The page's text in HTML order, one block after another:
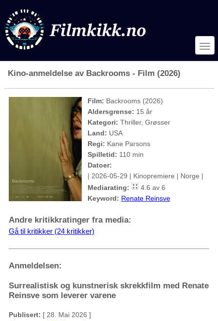
Kino-anmeldelse av Backrooms - Film (2026)
Film: Backrooms (2026)
Aldersgrense: 15 år
Kategori: Thriller, Grøsser
Land: USA
Regi: Kane Parsons
Spilletid: 110 min
Datoer:
| 2026-05-29 | Kinopremiere | Norge |
Mediarating:
4.6 av 6
Keyword: Renate Reinsve
Andre kritikkratinger fra media:
Gå til kritikker (24 kritikker)
Anmeldelsen:
Surrealistisk og kunstnerisk skrekkfilm med Renate
Reinsve som leverer varene
Publisert: [ 28. Mai 2026 ]